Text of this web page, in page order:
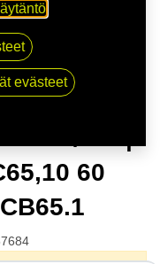
5-160 E50
60
evästeet